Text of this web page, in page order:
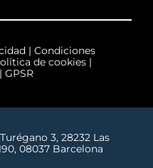
| Condiciones
de cookies|
GPSR
3, 28232 Las
08037 Barcelona